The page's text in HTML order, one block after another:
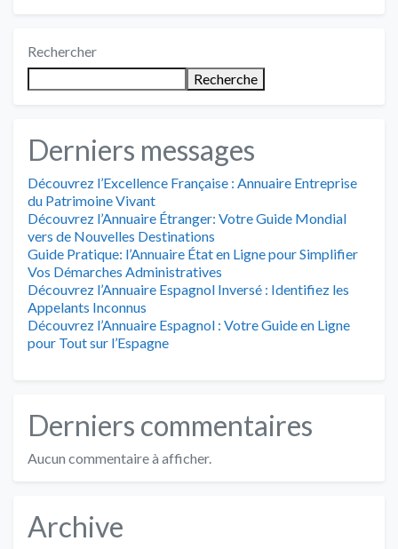
Rechercher
Recherche
Derniers messages
Découvrez l’Excellence Française : Annuaire Entreprise
du Patrimoine Vivant
Découvrez l’Annuaire Étranger: Votre Guide Mondial
vers de Nouvelles Destinations
Guide Pratique: l’Annuaire État en Ligne pour Simplifier
Vos Démarches Administratives
Découvrez l’Annuaire Espagnol Inversé : Identifiez les
Appelants Inconnus
Découvrez l’Annuaire Espagnol : Votre Guide en Ligne
pour Tout sur l’Espagne
Derniers commentaires
Aucun commentaire à afficher.
Archive